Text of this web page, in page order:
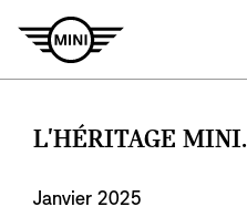
L'HÉRITAGE MINI.
Janvier 2025